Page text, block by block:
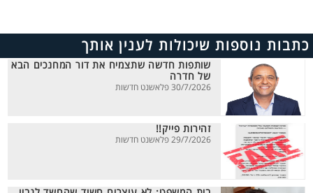
כתבות נוספות שיכולות לענין אותך
שותפות חדשה שתצמיח את דור המחנכים הבא
של חדרה
30/7/2026 פלאשנט חדשות
זהירות פייק!!
29/7/2026 פלאשנט חדשות